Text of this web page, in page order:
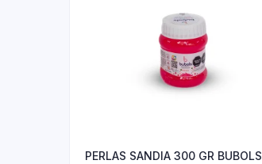
PERLAS SANDIA 300 GR BUBOLS